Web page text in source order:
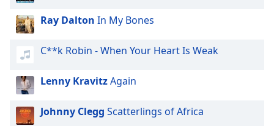
dialog
window.
Escape
cancel
and
close
window.
Ray Dalton In My Bones
C**k Robin - When Your Heart Is Weak
Lenny KravitzAgain
Johnny Clegg Scatterlings of Africa